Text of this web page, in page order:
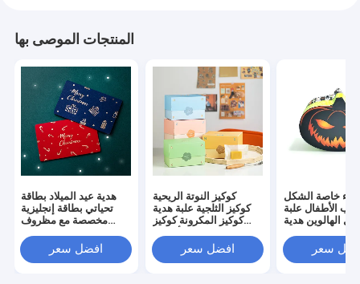
المنتجات الموصى بها
هدية عيد الميلاد بطاقة
تحياتي بطاقة إنجليزية
مخصصة مع مظروف
افضل سعر
كوكيز النوتة الريحية
كوكيز الثلجية علبة هدية
كوكيز المكرونة كوكيز
افضل سعر
خاصة الشكل
الأطفال علبة
الهالوين هدية
سعر